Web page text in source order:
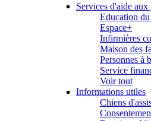
Services d'aide aux
Education
Espace+
Infirmières
Maison des
Personnes à
Service
Voir tout
Informations utiles
Chiens